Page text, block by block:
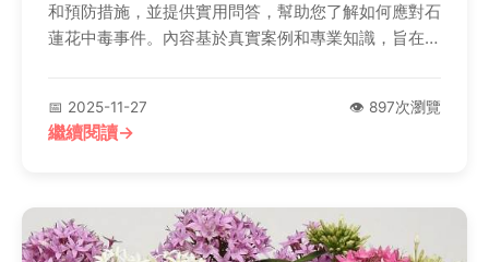
和預防措施，並提供實用問答，幫助您了解如何應對石
蓮花中毒事件。內容基於真實案例和專業知識，旨在提
📅 2025-11-27 👁️ 897次瀏覽
繼續閱讀